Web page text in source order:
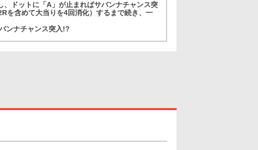
ドットに「A」が止まればサバンナチャンス突
を含めて大当りを4回消化）するまで続き、一
ンナチャンス突入!?